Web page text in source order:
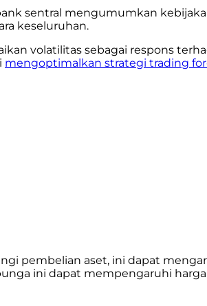
sentral mengumumkan
keseluruhan.
volatilitas sebagai respons
mengoptimalkan strategi trading
pembelian aset, ini dapat
ini dapat mempengaruhi